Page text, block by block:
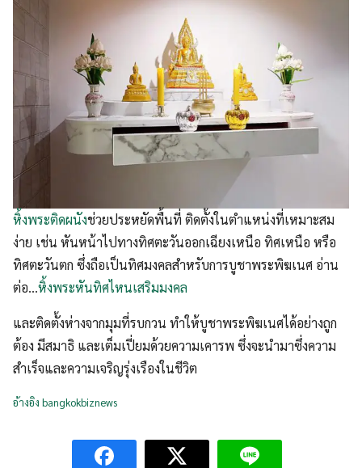
หิ้งพระติดผนังช่วยประหยัดพื้นที่ ติดตั้งในตำแหน่งที่เหมาะสม
ง่าย เช่น หันหน้าไปทางทิศตะวันออกเฉียงเหนือ ทิศเหนือ หรือ
ทิศตะวันตก ซึ่งถือเป็นทิศมงคลสำหรับการบูชาพระพิฆเนศ อ่าน
ต่อ…หิ้งพระหันทิศไหนเสริมมงคล
และติดตั้งห่างจากมุมที่รบกวน ทำให้บูชาพระพิฆเนศได้อย่างถูก
ต้อง มีสมาธิ และเต็มเปี่ยมด้วยความเคารพ ซึ่งจะนำมาซึ่งความ
สำเร็จและความเจริญรุ่งเรืองในชีวิต
อ้างอิง bangkokbiznews